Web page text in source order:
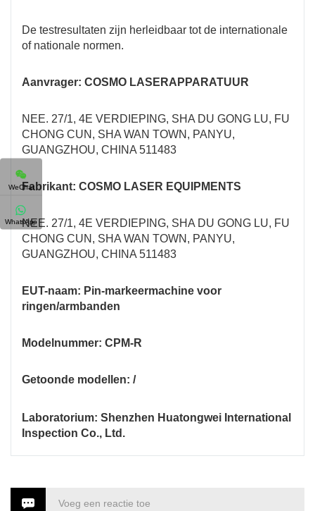
De testresultaten zijn herleidbaar tot de internationale
of nationale normen.
Aanvrager: COSMO LASERAPPARATUUR
NEE. 27/1, 4E VERDIEPING, SHA DU GONG LU, FU
CHONG CUN, SHA WAN TOWN, PANYU,
GUANGZHOU, CHINA 511483
Fabrikant: COSMO LASER EQUIPMENTS
NEE. 27/1, 4E VERDIEPING, SHA DU GONG LU, FU
CHONG CUN, SHA WAN TOWN, PANYU,
GUANGZHOU, CHINA 511483
EUT-naam: Pin-markeermachine voor
ringen/armbanden
Modelnummer: CPM-R
Getoonde modellen: /
Laboratorium: Shenzhen Huatongwei International
Inspection Co., Ltd.
Voeg een reactie toe
WeChat
WhatsApp